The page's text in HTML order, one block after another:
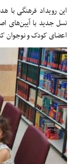
این رویداد فرهنگی با
نسل جدید با آیین‌های
اعضای کودک و نوجوان